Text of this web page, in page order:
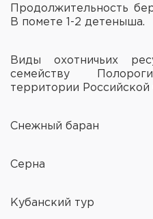
Продолжительность
В помете 1-2 детеныша.
Виды охотничьих
семейству
территории
Снежный баран
Серна
Кубанский тур